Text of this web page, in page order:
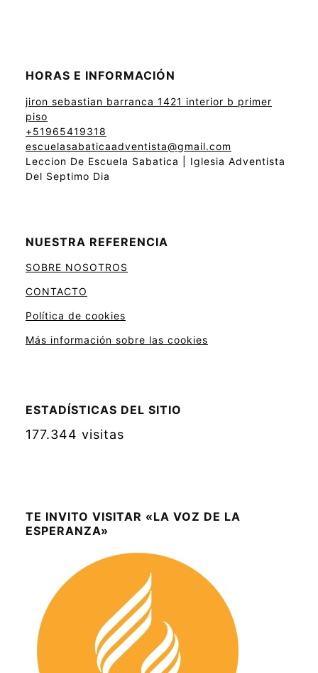
HORAS E INFORMACIÓN
jiron sebastian barranca 1421 interior b primer
piso
+51965419318
escuelasabaticaadventista@gmail.com
Leccion De Escuela Sabatica | Iglesia Adventista
Del Septimo Dia
NUESTRA REFERENCIA
SOBRE NOSOTROS
CONTACTO
Política de cookies
Más información sobre las cookies
ESTADÍSTICAS DEL SITIO
177.344 visitas
TE INVITO VISITAR «LA VOZ DE LA
ESPERANZA»